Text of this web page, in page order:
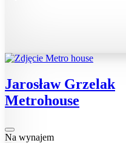
Jarosław Grzelak
Metrohouse
Na wynajem